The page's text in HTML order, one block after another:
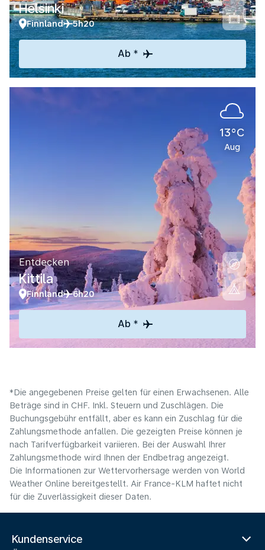
Helsinki
Finnland 5h20
Ab *
13°C
Aug
Entdecken
Kittila
Finnland 6h20
Ab *
*Die angegebenen Preise gelten für einen Erwachsenen. Alle
Beträge sind in CHF. Inkl. Steuern und Zuschlägen. Die
Buchungsgebühr entfällt, aber es kann ein Zuschlag für die
Zahlungsmethode anfallen. Die gezeigten Preise können je
nach Tarifverfügbarkeit variieren. Bei der Auswahl Ihrer
Zahlungsmethode wird Ihnen der Endbetrag angezeigt.
Die Informationen zur Wettervorhersage werden von World
Weather Online bereitgestellt. Air France-KLM haftet nicht
für die Zuverlässigkeit dieser Daten.
Kundenservice